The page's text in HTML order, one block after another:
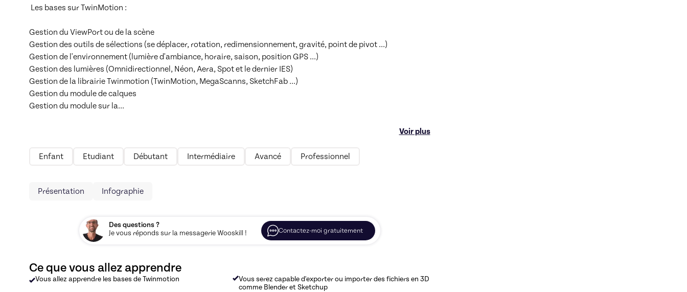
Gestion du ViewPort ou de la scène
Gestion des outils de sélections (se déplacer, rotation, redimensionnement, gravité, point de pivot ...)
Gestion de l'environnement (lumière d'ambiance, horaire, saison, position GPS ...)
Gestion des lumières (Omnidirectionnel, Néon, Aera, Spot et le dernier IES)
Gestion de la librairie Twinmotion (TwinMotion, MegaScanns, SketchFab ...)
Gestion du module de calques
Gestion du module sur la...
Voir plus
Enfant Etudiant Débutant Intermédiaire Avancé Professionnel
Présentation Infographie
Des questions ?
Je vous réponds sur la messagerie Wooskill !
Contactez-moi gratuitement
Ce que vous allez apprendre
Vous allez apprendre les bases de Twinmotion
Vous serez capable d'exporter ou importer des fichiers en 3D
comme Blender et Sketchup